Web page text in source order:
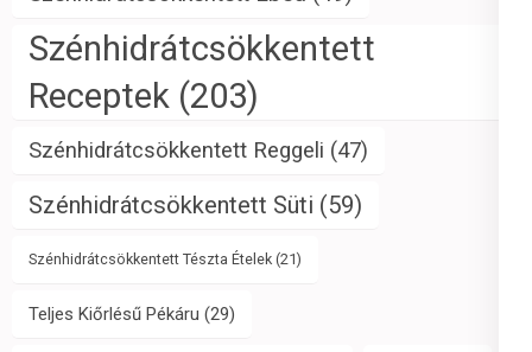
Szénhidrátcsökkentett
Receptek (203)
Szénhidrátcsökkentett Reggeli (47)
Szénhidrátcsökkentett Süti (59)
Szénhidrátcsökkentett Tészta Ételek (21)
Teljes Kiőrlésű Pékáru (29)